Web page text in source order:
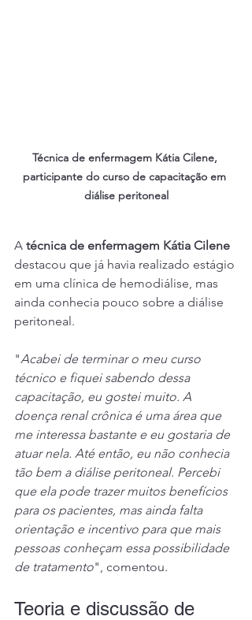
Técnica de enfermagem Kátia Cilene,
participante do curso de capacitação em
diálise peritoneal
A técnica de enfermagem Kátia Cilene
destacou que já havia realizado estágio
em uma clínica de hemodiálise, mas
ainda conhecia pouco sobre a diálise
peritoneal.
"Acabei de terminar o meu curso
técnico e fiquei sabendo dessa
capacitação, eu gostei muito. A
doença renal crônica é uma área que
me interessa bastante e eu gostaria de
atuar nela. Até então, eu não conhecia
tão bem a diálise peritoneal. Percebi
que ela pode trazer muitos benefícios
para os pacientes, mas ainda falta
orientação e incentivo para que mais
pessoas conheçam essa possibilidade
de tratamento", comentou.
Teoria e discussão de